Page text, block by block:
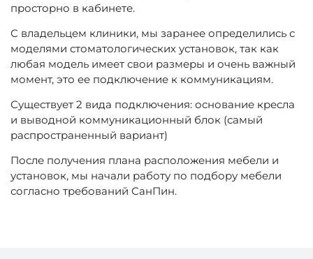
просторно в кабинете.
С владельцем клиники, мы заранее определились с
моделями стоматологических установок, так как
любая модель имеет свои размеры и очень важный
момент, это ее подключение к коммуникациям.
Существует 2 вида подключения: основание кресла
и выводной коммуникационный блок (самый
распространенный вариант)
После получения плана расположения мебели и
установок, мы начали работу по подбору мебели
согласно требований СанПин.